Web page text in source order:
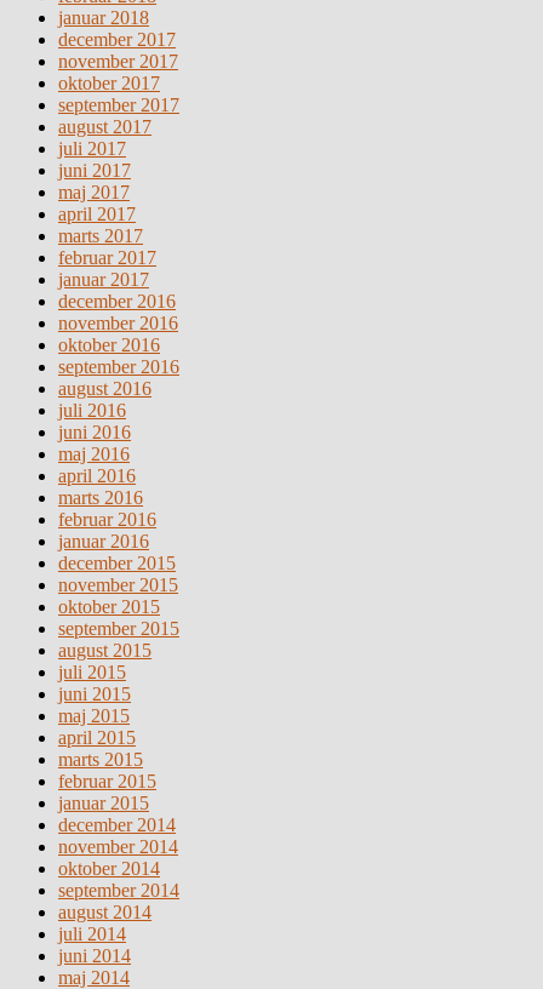
januar 2018
december 2017
november 2017
oktober 2017
september 2017
august 2017
juli 2017
juni 2017
maj 2017
april 2017
marts 2017
februar 2017
januar 2017
december 2016
november 2016
oktober 2016
september 2016
august 2016
juli 2016
juni 2016
maj 2016
april 2016
marts 2016
februar 2016
januar 2016
december 2015
november 2015
oktober 2015
september 2015
august 2015
juli 2015
juni 2015
maj 2015
april 2015
marts 2015
februar 2015
januar 2015
december 2014
november 2014
oktober 2014
september 2014
august 2014
juli 2014
juni 2014
maj 2014